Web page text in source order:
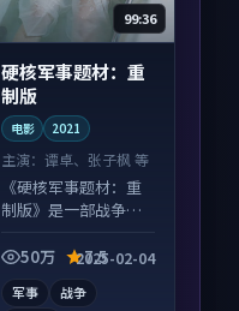
99:36
硬核军事题材：重
制版
电影 2021
主演：谭卓、张子枫 等
《硬核军事题材：重
制版》是一部战争向
齐全，观感爽快不拖
50万 7.5
2025-02-04
军事
战争